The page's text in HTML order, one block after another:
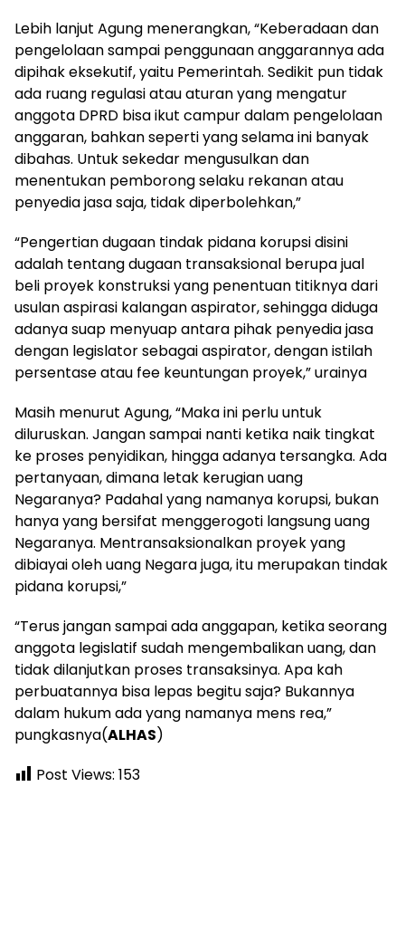
Lebih lanjut Agung menerangkan, “Keberadaan dan
pengelolaan sampai penggunaan anggarannya ada
dipihak eksekutif, yaitu Pemerintah. Sedikit pun tidak
ada ruang regulasi atau aturan yang mengatur
anggota DPRD bisa ikut campur dalam pengelolaan
anggaran, bahkan seperti yang selama ini banyak
dibahas. Untuk sekedar mengusulkan dan
menentukan pemborong selaku rekanan atau
penyedia jasa saja, tidak diperbolehkan,”
“Pengertian dugaan tindak pidana korupsi disini
adalah tentang dugaan transaksional berupa jual
beli proyek konstruksi yang penentuan titiknya dari
usulan aspirasi kalangan aspirator, sehingga diduga
adanya suap menyuap antara pihak penyedia jasa
dengan legislator sebagai aspirator, dengan istilah
persentase atau fee keuntungan proyek,” urainya
Masih menurut Agung, “Maka ini perlu untuk
diluruskan. Jangan sampai nanti ketika naik tingkat
ke proses penyidikan, hingga adanya tersangka. Ada
pertanyaan, dimana letak kerugian uang
Negaranya? Padahal yang namanya korupsi, bukan
hanya yang bersifat menggerogoti langsung uang
Negaranya. Mentransaksionalkan proyek yang
dibiayai oleh uang Negara juga, itu merupakan tindak
pidana korupsi,”
“Terus jangan sampai ada anggapan, ketika seorang
anggota legislatif sudah mengembalikan uang, dan
tidak dilanjutkan proses transaksinya. Apa kah
perbuatannya bisa lepas begitu saja? Bukannya
dalam hukum ada yang namanya mens rea,”
pungkasnya(ALHAS)
Post Views: 153